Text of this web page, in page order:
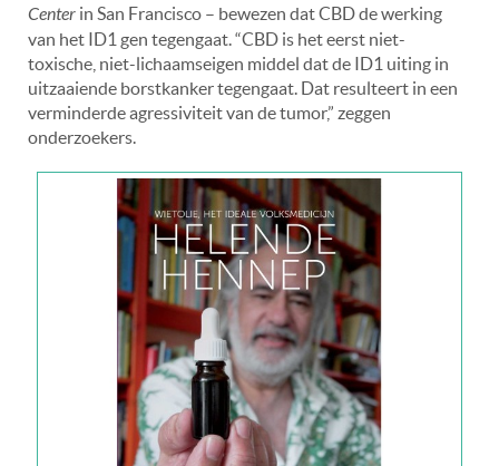
Center in San Francisco – bewezen dat CBD de werking
van het ID1 gen tegengaat. “CBD is het eerst niet-
toxische, niet-lichaamseigen middel dat de ID1 uiting in
uitzaaiende borstkanker tegengaat. Dat resulteert in een
verminderde agressiviteit van de tumor,” zeggen
onderzoekers.